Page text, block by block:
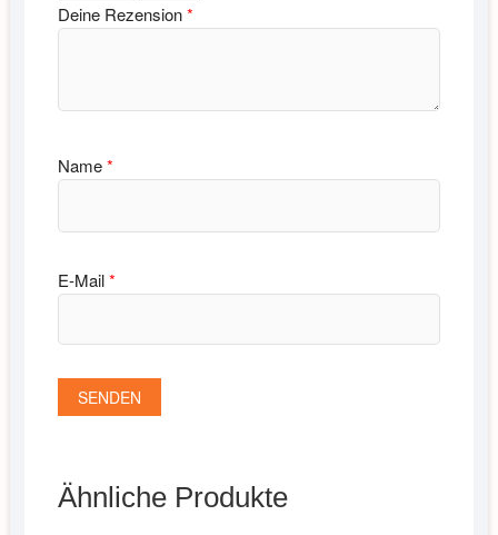
Deine Rezension*
Name*
E-Mail*
Ähnliche Produkte